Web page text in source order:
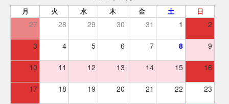
月 火 水 木 金 土 日
27 28 29 30 31 1 2
3 4 5 6 7 8 9
10 11 12 13 14 15 16
17 18 19 20 21 22 23